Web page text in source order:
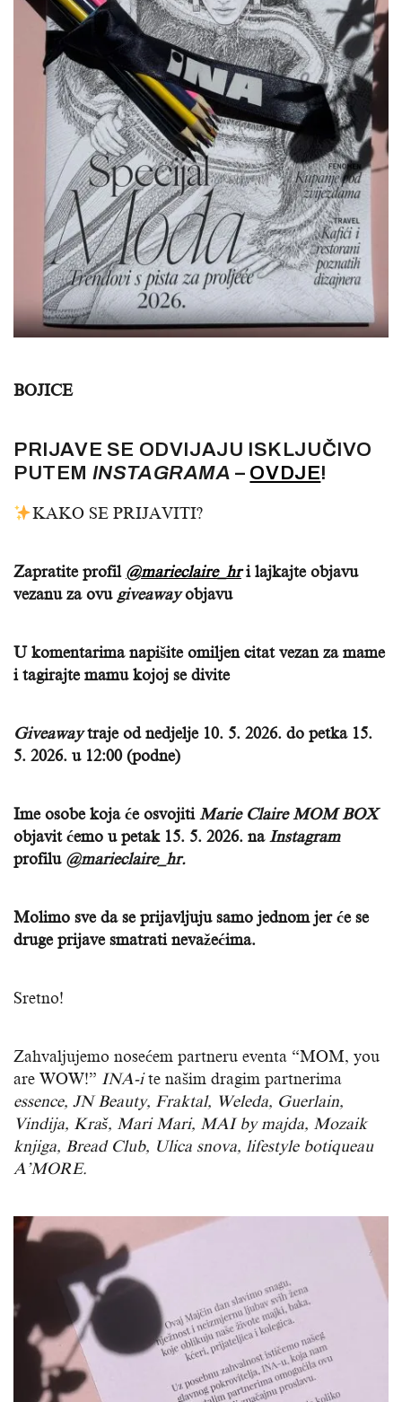
BOJICE
PRIJAVE SE ODVIJAJU ISKLJUČIVO
PUTEM INSTAGRAMA – OVDJE!
KAKO SE PRIJAVITI?
Zapratite profil @marieclaire_hri lajkajte objavu
vezanu za ovu giveawayobjavu
U komentarima napišite omiljen citat vezan za mame
i tagirajte mamu kojoj se divite
Giveawaytraje od nedjelje 10. 5. 2026. do petka 15.
5. 2026. u 12:00 (podne)
Ime osobe koja će osvojiti Marie Claire MOM BOX
objavit ćemo u petak 15. 5. 2026. na Instagram
profilu @marieclaire_hr.
Molimo sve da se prijavljuju samo jednom jer će se
druge prijave smatrati nevažećima.
Sretno!
Zahvaljujemo nosećem partneru eventa “MOM, you
are WOW!” INA-ite našim dragim partnerima
essence, JN Beauty, Fraktal, Weleda, Guerlain,
Vindija, Kraš, Mari Mari, MAI by majda, Mozaik
knjiga, Bread Club, Ulica snova, lifestyle botiqueau
A’MORE.